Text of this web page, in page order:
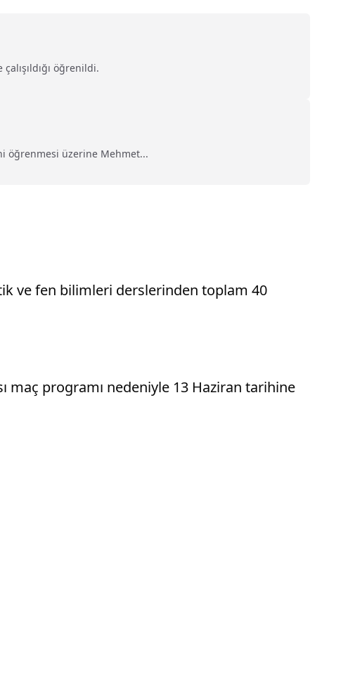
öğrenildi.
öğrenmesi üzerine Mehmet...
ve fen bilimleri derslerinden toplam 40
maç programı nedeniyle 13 Haziran tarihine